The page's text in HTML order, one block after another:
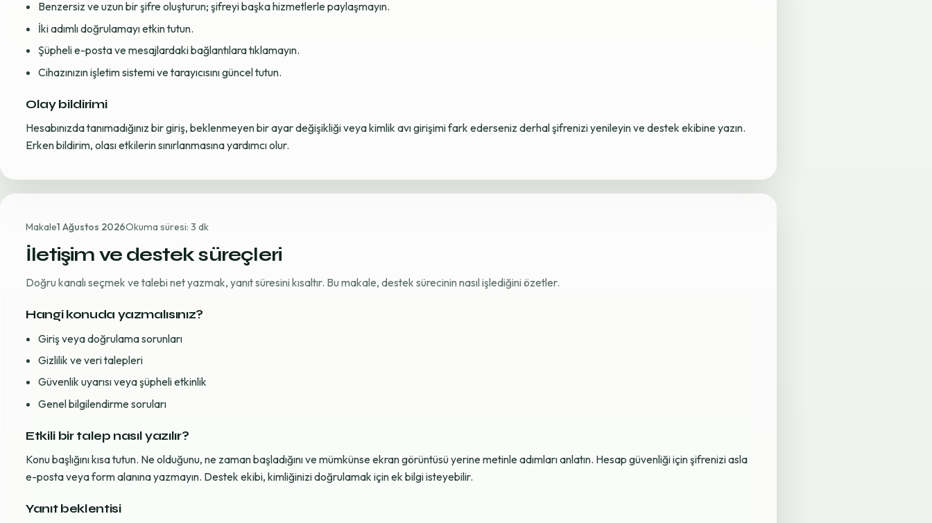
Benzersiz ve uzun bir şifre oluşturun; şifreyi başka hizmetlerle paylaşmayın.
İki adımlı doğrulamayı etkin tutun.
Şüpheli e-posta ve mesajlardaki bağlantılara tıklamayın.
Cihazınızın işletim sistemi ve tarayıcısını güncel tutun.
Olay bildirimi
Hesabınızda tanımadığınız bir giriş, beklenmeyen bir ayar değişikliği veya kimlik avı girişimi fark ederseniz derhal şifrenizi yenileyin ve destek ekibine yazın.
Erken bildirim, olası etkilerin sınırlanmasına yardımcı olur.
Makale1 Ağustos 2026Okuma süresi: 3 dk
İletişim ve destek süreçleri
Doğru kanalı seçmek ve talebi net yazmak, yanıt süresini kısaltır. Bu makale, destek sürecinin nasıl işlediğini özetler.
Hangi konuda yazmalısınız?
Giriş veya doğrulama sorunları
Gizlilik ve veri talepleri
Güvenlik uyarısı veya şüpheli etkinlik
Genel bilgilendirme soruları
Etkili bir talep nasıl yazılır?
Konu başlığını kısa tutun. Ne olduğunu, ne zaman başladığını ve mümkünse ekran görüntüsü yerine metinle adımları anlatın. Hesap güvenliği için şifrenizi asla
e-posta veya form alanına yazmayın. Destek ekibi, kimliğinizi doğrulamak için ek bilgi isteyebilir.
Yanıt beklentisi